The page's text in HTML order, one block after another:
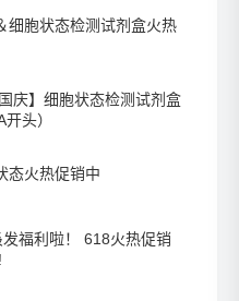
细胞状态检测试剂盒火热
庆】细胞状态检测试剂盒
头）
态火热促销中
福利啦！ 618火热促销